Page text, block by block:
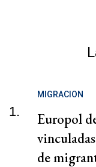
1.
MIGRACION
Europol
de